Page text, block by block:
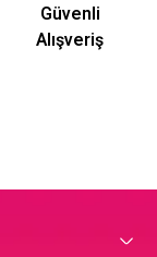
Güvenli
Alışveriş